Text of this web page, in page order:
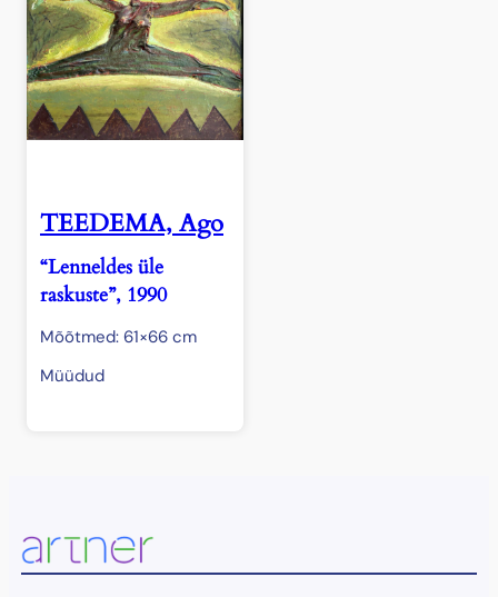
TEEDEMA, Ago
“Lenneldes üle
raskuste”, 1990
Mõõtmed: 61×66 cm
Müüdud